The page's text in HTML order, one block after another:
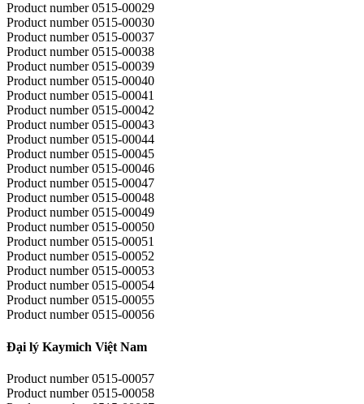
Product number 0515-00029
Product number 0515-00030
Product number 0515-00037
Product number 0515-00038
Product number 0515-00039
Product number 0515-00040
Product number 0515-00041
Product number 0515-00042
Product number 0515-00043
Product number 0515-00044
Product number 0515-00045
Product number 0515-00046
Product number 0515-00047
Product number 0515-00048
Product number 0515-00049
Product number 0515-00050
Product number 0515-00051
Product number 0515-00052
Product number 0515-00053
Product number 0515-00054
Product number 0515-00055
Product number 0515-00056
Đại lý Kaymich Việt Nam
Product number 0515-00057
Product number 0515-00058